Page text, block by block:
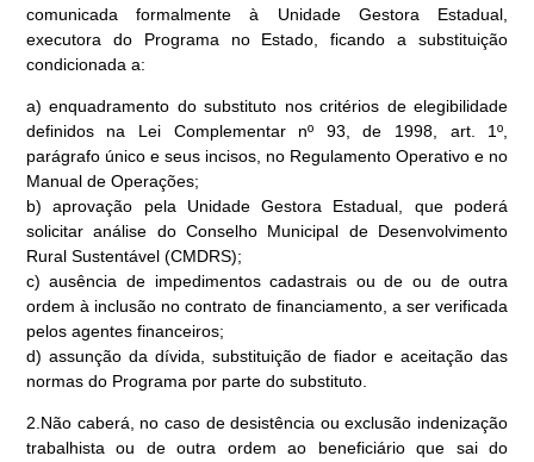
comunicada formalmente à Unidade Gestora Estadual,
executora do Programa no Estado, ficando a substituição
condicionada a:
a) enquadramento do substituto nos critérios de elegibilidade
definidos na Lei Complementar nº 93, de 1998, art. 1º,
parágrafo único e seus incisos, no Regulamento Operativo e no
Manual de Operações;
b) aprovação pela Unidade Gestora Estadual, que poderá
solicitar análise do Conselho Municipal de Desenvolvimento
Rural Sustentável (CMDRS);
c) ausência de impedimentos cadastrais ou de ou de outra
ordem à inclusão no contrato de financiamento, a ser verificada
pelos agentes financeiros;
d) assunção da dívida, substituição de fiador e aceitação das
normas do Programa por parte do substituto.
2.Não caberá, no caso de desistência ou exclusão indenização
trabalhista ou de outra ordem ao beneficiário que sai do